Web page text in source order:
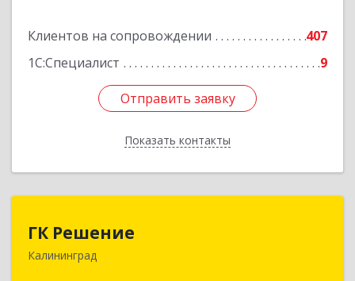
Клиентов на сопровождении
407
1С:Специалист
9
Отправить заявку
Показать контакты
Отправить заявку
Назад
ГК Решение
Калининград
236038, Калининградская обл, Калининград г,